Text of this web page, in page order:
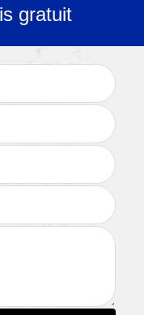
gratuit